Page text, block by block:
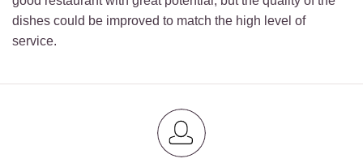
dishes could be improved to match the high level of
service.